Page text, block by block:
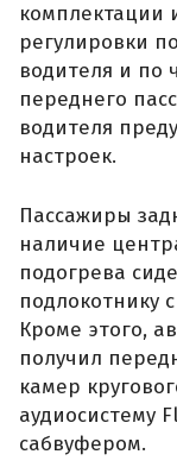
комплектации
регулировки
водителя и по
переднего
водителя
настроек.
Пассажиры
наличие
подогрева
подлокотнику
Кроме этого,
получил
камер
аудиосистему
сабвуфером.